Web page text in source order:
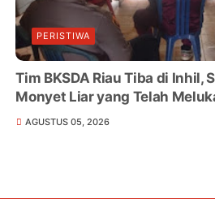
PERISTIWA
Tim BKSDA Riau Tiba di Inhil,
Monyet Liar yang Telah
AGUSTUS 05, 2026